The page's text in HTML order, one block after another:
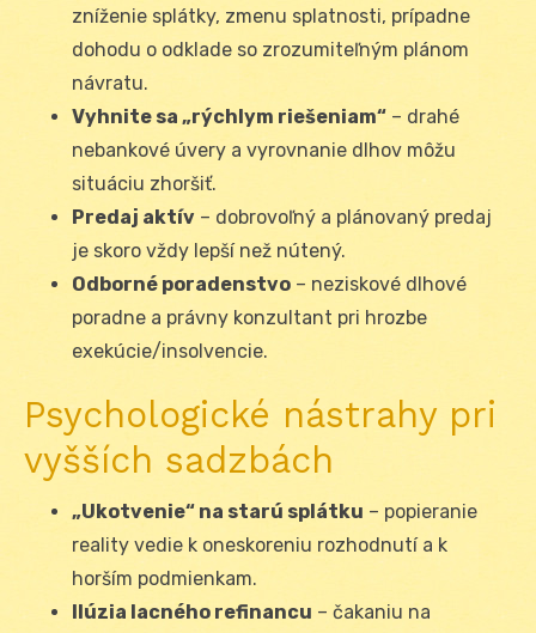
zníženie splátky, zmenu splatnosti, prípadne
dohodu o odklade so zrozumiteľným plánom
návratu.
Vyhnite sa „rýchlym riešeniam“ – drahé
nebankové úvery a vyrovnanie dlhov môžu
situáciu zhoršiť.
Predaj aktív – dobrovoľný a plánovaný predaj
je skoro vždy lepší než nútený.
Odborné poradenstvo – neziskové dlhové
poradne a právny konzultant pri hrozbe
exekúcie/insolvencie.
Psychologické nástrahy pri
vyšších sadzbách
„Ukotvenie“ na starú splátku – popieranie
reality vedie k oneskoreniu rozhodnutí a k
horším podmienkam.
Ilúzia lacného refinancu – čakaniu na